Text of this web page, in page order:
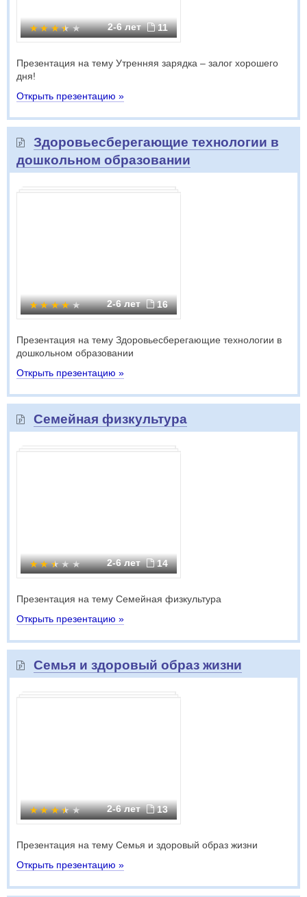
2-6 лет 11
Презентация на тему Утренняя зарядка – залог хорошего
дня!
Открыть презентацию »
Здоровьесберегающие технологии в
дошкольном образовании
2-6 лет 16
Презентация на тему Здоровьесберегающие технологии в
дошкольном образовании
Открыть презентацию »
Семейная физкультура
2-6 лет 14
Презентация на тему Семейная физкультура
Открыть презентацию »
Семья и здоровый образ жизни
2-6 лет 13
Презентация на тему Семья и здоровый образ жизни
Открыть презентацию »